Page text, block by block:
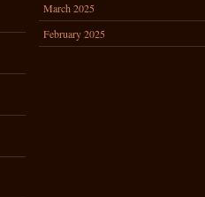
March 2025
February 2025